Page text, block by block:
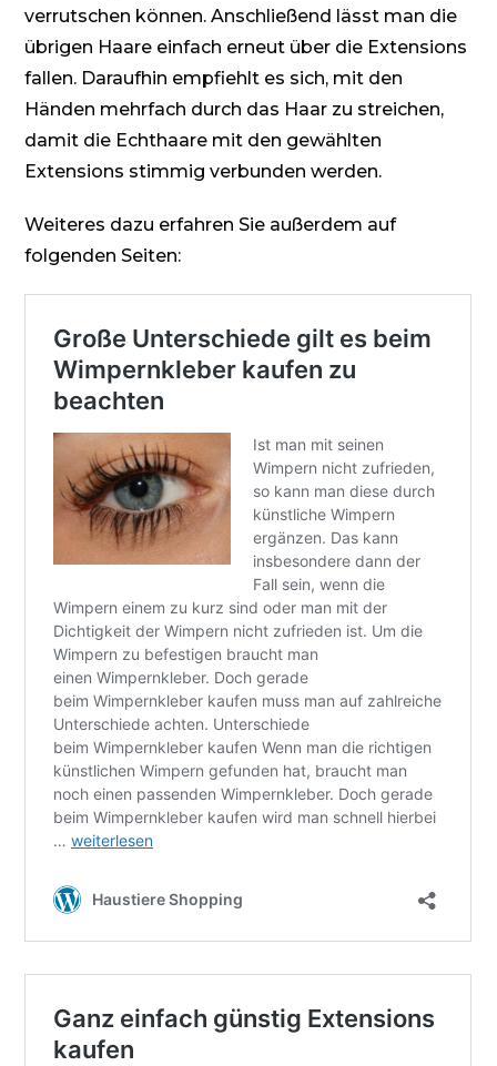
verrutschen können. Anschließend lässt man die
übrigen Haare einfach erneut über die Extensions
fallen. Daraufhin empfiehlt es sich, mit den
Händen mehrfach durch das Haar zu streichen,
damit die Echthaare mit den gewählten
Extensions stimmig verbunden werden.
Weiteres dazu erfahren Sie außerdem auf
folgenden Seiten: